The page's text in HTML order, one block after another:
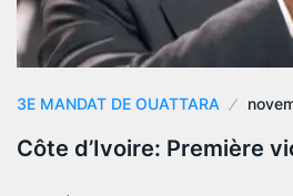
3E MANDAT DE OUATTARA
Côte d’Ivoire: Première